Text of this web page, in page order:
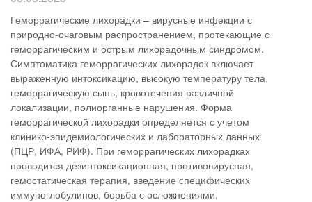
Геморрагические лихорадки – вирусные инфекции с
природно-очаговым распространением, протекающие с
геморрагическим и острым лихорадочным синдромом.
Симптоматика геморрагических лихорадок включает
выраженную интоксикацию, высокую температуру тела,
геморрагическую сыпь, кровотечения различной
локализации, полиорганные нарушения. Форма
геморрагической лихорадки определяется с учетом
клинико-эпидемиологических и лабораторных данных
(ПЦР, ИФА, РИФ). При геморрагических лихорадках
проводится дезинтоксикационная, противовирусная,
гемостатическая терапия, введение специфических
иммуноглобулинов, борьба с осложнениями.